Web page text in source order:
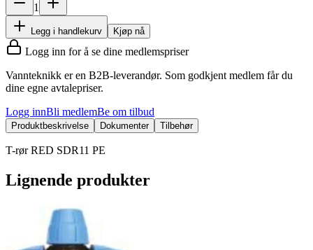
1
Legg i handlekurv Kjøp nå
Logg inn for å se dine medlemspriser
Vannteknikk er en B2B-leverandør. Som godkjent medlem får du
dine egne avtalepriser.
Logg innBli medlemBe om tilbud
Produktbeskrivelse Dokumenter Tilbehør
T-rør RED SDR11 PE
Lignende produkter